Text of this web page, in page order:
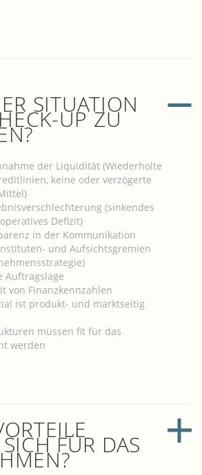
SITUATION
UP ZU
der Liquidität (Wiederholte
keine oder verzögerte
(sinkendes
Defizit)
in der Kommunikation
und Aufsichtsgremien
Auftragslage
von Finanzkennzahlen
ist produkt- und marktseitig
müssen fit für das
werden
FÜR DAS